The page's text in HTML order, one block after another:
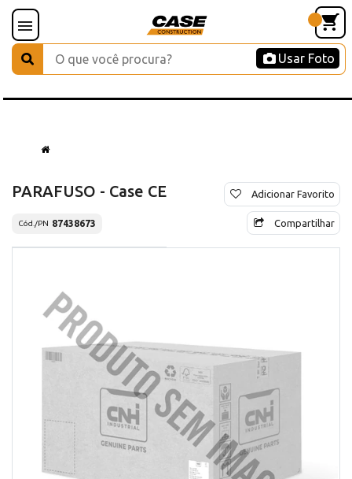
Usar Foto
PARAFUSO - Case CE
Cód./PN 87438673
Adicionar Favorito
Compartilhar